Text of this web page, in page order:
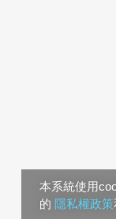
本系統使用
的 隱私權政策